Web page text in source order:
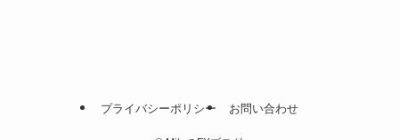
プライバシーポリシー お問い合わせ